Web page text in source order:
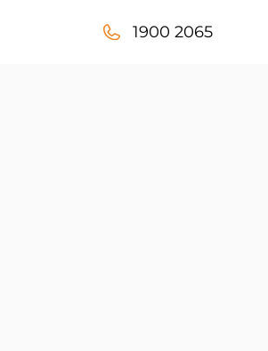
1900 2065